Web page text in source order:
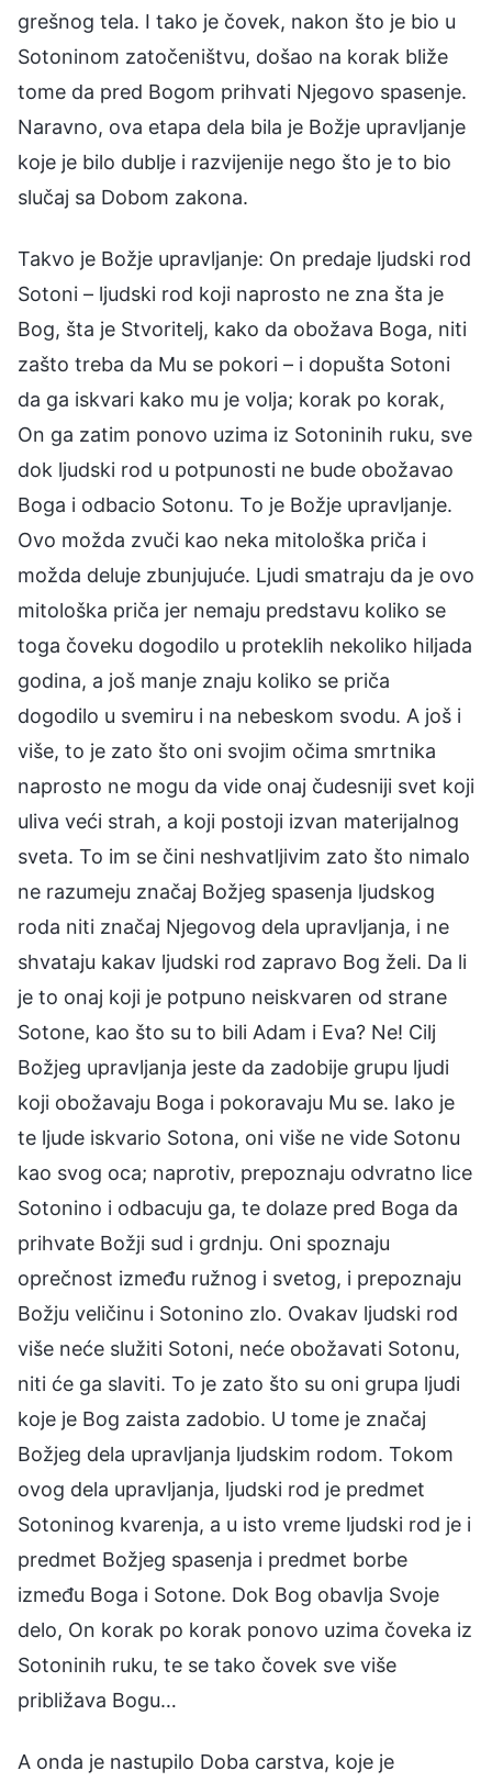
grešnog tela. I tako je čovek, nakon što je bio u
Sotoninom zatočeništvu, došao na korak bliže
tome da pred Bogom prihvati Njegovo spasenje.
Naravno, ova etapa dela bila je Božje upravljanje
koje je bilo dublje i razvijenije nego što je to bio
slučaj sa Dobom zakona.
Takvo je Božje upravljanje: On predaje ljudski rod
Sotoni – ljudski rod koji naprosto ne zna šta je
Bog, šta je Stvoritelj, kako da obožava Boga, niti
zašto treba da Mu se pokori – i dopušta Sotoni
da ga iskvari kako mu je volja; korak po korak,
On ga zatim ponovo uzima iz Sotoninih ruku, sve
dok ljudski rod u potpunosti ne bude obožavao
Boga i odbacio Sotonu. To je Božje upravljanje.
Ovo možda zvuči kao neka mitološka priča i
možda deluje zbunjujuće. Ljudi smatraju da je ovo
mitološka priča jer nemaju predstavu koliko se
toga čoveku dogodilo u proteklih nekoliko hiljada
godina, a još manje znaju koliko se priča
dogodilo u svemiru i na nebeskom svodu. A još i
više, to je zato što oni svojim očima smrtnika
naprosto ne mogu da vide onaj čudesniji svet koji
uliva veći strah, a koji postoji izvan materijalnog
sveta. To im se čini neshvatljivim zato što nimalo
ne razumeju značaj Božjeg spasenja ljudskog
roda niti značaj Njegovog dela upravljanja, i ne
shvataju kakav ljudski rod zapravo Bog želi. Da li
je to onaj koji je potpuno neiskvaren od strane
Sotone, kao što su to bili Adam i Eva? Ne! Cilj
Božjeg upravljanja jeste da zadobije grupu ljudi
koji obožavaju Boga i pokoravaju Mu se. Iako je
te ljude iskvario Sotona, oni više ne vide Sotonu
kao svog oca; naprotiv, prepoznaju odvratno lice
Sotonino i odbacuju ga, te dolaze pred Boga da
prihvate Božji sud i grdnju. Oni spoznaju
oprečnost između ružnog i svetog, i prepoznaju
Božju veličinu i Sotonino zlo. Ovakav ljudski rod
više neće služiti Sotoni, neće obožavati Sotonu,
niti će ga slaviti. To je zato što su oni grupa ljudi
koje je Bog zaista zadobio. U tome je značaj
Božjeg dela upravljanja ljudskim rodom. Tokom
ovog dela upravljanja, ljudski rod je predmet
Sotoninog kvarenja, a u isto vreme ljudski rod je i
predmet Božjeg spasenja i predmet borbe
između Boga i Sotone. Dok Bog obavlja Svoje
delo, On korak po korak ponovo uzima čoveka iz
Sotoninih ruku, te se tako čovek sve više
približava Bogu…
A onda je nastupilo Doba carstva, koje je